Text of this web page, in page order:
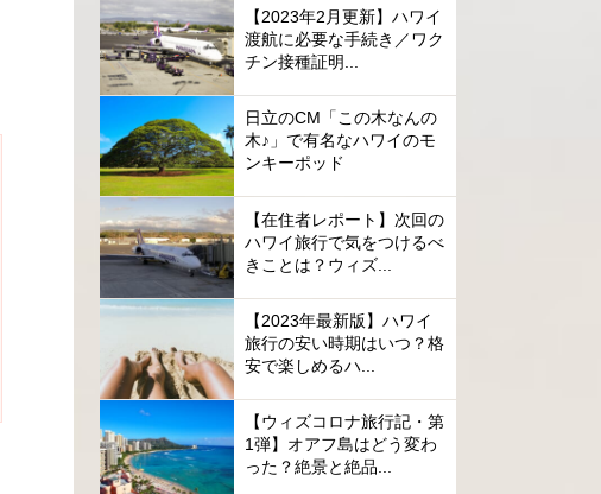
【2023年2月更新】ハワイ
渡航に必要な手続き／ワク
チン接種証明...
日立のCM「この木なんの
木♪」で有名なハワイのモ
ンキーポッド
【在住者レポート】次回の
ハワイ旅行で気をつけるべ
きことは？ウィズ...
【2023年最新版】ハワイ
旅行の安い時期はいつ？格
安で楽しめるハ...
【ウィズコロナ旅行記・第
1弾】オアフ島はどう変わ
った？絶景と絶品...